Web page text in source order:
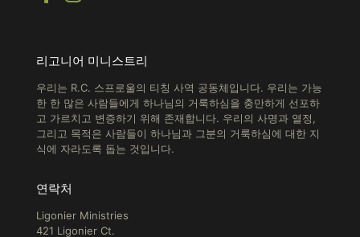
리고니어 미니스트리
우리는 R.C. 스프로울의 티칭 사역 공동체입니다. 우리는 가능
한 한 많은 사람들에게 하나님의 거룩하심을 충만하게 선포하
고 가르치고 변증하기 위해 존재합니다. 우리의 사명과 열정,
그리고 목적은 사람들이 하나님과 그분의 거룩하심에 대한 지
식에 자라도록 돕는 것입니다.
연락처
Ligonier Ministries
421 Ligonier Ct.